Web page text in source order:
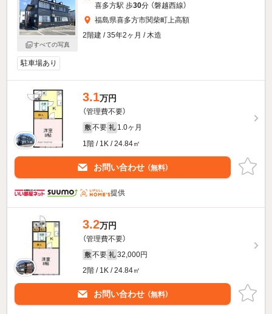
すべての写真
喜多方駅 歩30分 （磐越西線）
福島県喜多方市関柴町上高額
2階建 / 35年2ヶ月 / 木造
駐車場あり
3.1万円
（管理費不要）
敷 不要 礼 1.0ヶ月
1階 / 1K / 24.84㎡
お問い合わせ （無料）
提供
3.2万円
（管理費不要）
敷 不要 礼 32,000円
2階 / 1K / 24.84㎡
お問い合わせ （無料）